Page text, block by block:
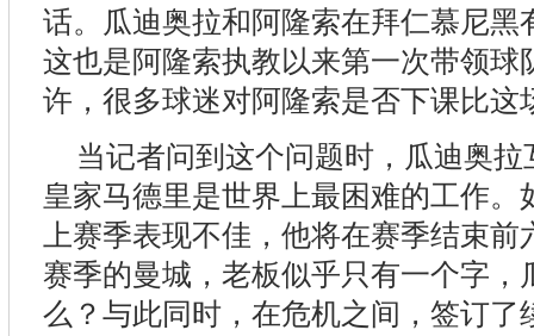
话。瓜迪奥拉和阿隆索在拜仁慕尼黑
这也是阿隆索执教以来第一次带领球
许，很多球迷对阿隆索是否下课比这
当记者问到这个问题时，瓜迪奥
皇家马德里是世界上最困难的工作。
上赛季表现不佳，他将在赛季结束
赛季的曼城，老板似乎只有一个字，
么？与此同时，在危机之间，签订了